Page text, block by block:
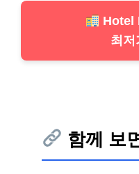
Hotel
최저
함께 보